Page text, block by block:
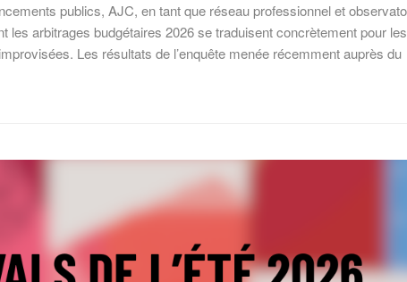
publics, AJC, en tant que réseau professionnel et
les arbitrages budgétaires 2026 se traduisent concrètement pour les
Les résultats de l’enquête menée récemment auprès du